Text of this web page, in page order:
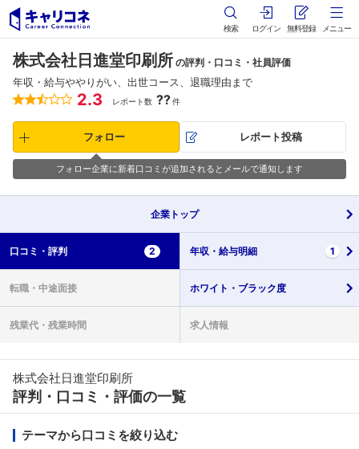
検索 ログイン 無料登録 メニュー
株式会社日進堂印刷所 の評判・口コミ・社員評価
年収・給与ややりがい、出世コース、退職理由まで
2.3 レポート数 ??件
フォロー レポート投稿
フォロー企業に新着口コミが追加されるとメールで通知します
企業 トップ
口コミ・ 評判 2 年収・ 給与明細 1
転職・ 中途面接 ホワイト・ ブラック度
残業代・ 残業時間 求人情報
株式会社日進堂印刷所
評判・口コミ・評価の一覧
テーマから口コミを絞り込む